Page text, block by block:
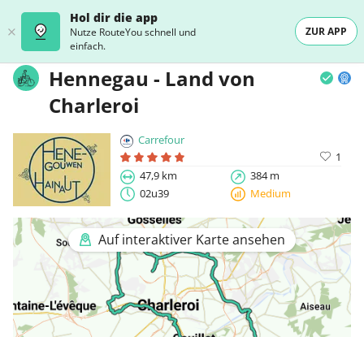
Hol dir die app
Nutze RouteYou schnell und
einfach.
ZUR APP
Hennegau - Land von
Charleroi
Carrefour
1
47,9 km
384 m
02u39
Medium
Auf interaktiver Karte ansehen